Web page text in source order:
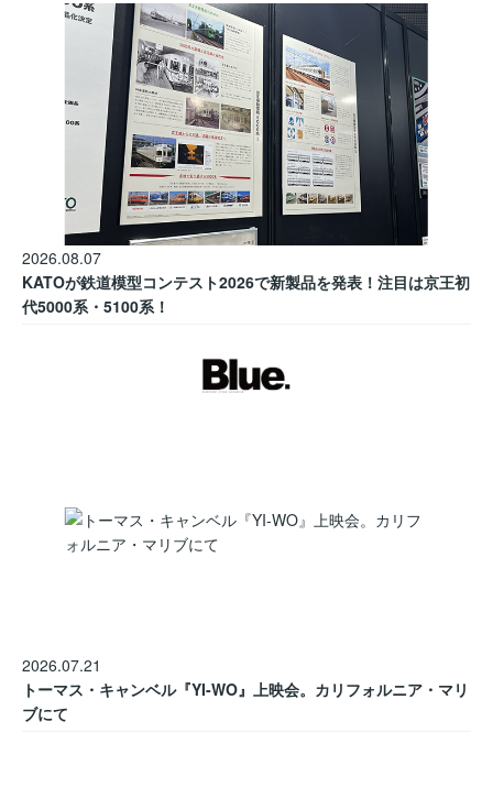
2026.08.07
KATOが鉄道模型コンテスト2026で新製品を発表！注目は京王初
代5000系・5100系！
2026.07.21
トーマス・キャンベル『YI-WO』上映会。カリフォルニア・マリ
ブにて